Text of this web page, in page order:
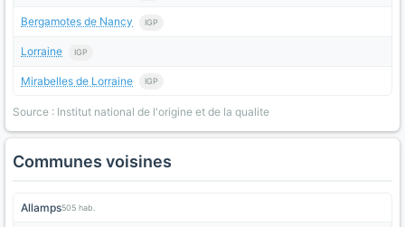
Bergamotes de Nancy IGP
Lorraine IGP
Mirabelles de Lorraine IGP
Source : Institut national de l'origine et de la qualite
Communes voisines
Allamps505 hab.